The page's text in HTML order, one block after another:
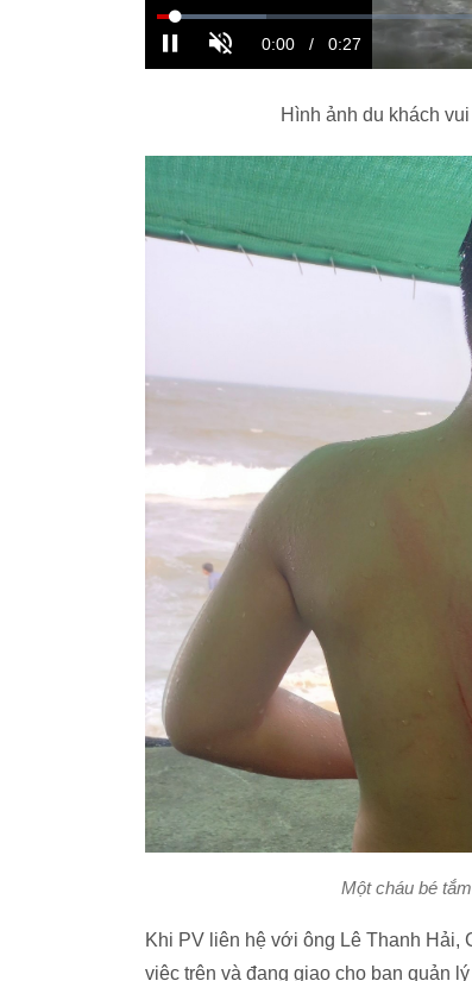
Hình ảnh du khách
Một cháu bé
Khi PV liên hệ với ông Lê Thanh
việc trên và đang giao cho ban quản